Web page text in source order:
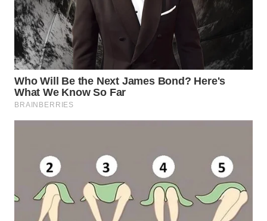
WN
PURWAKARTA
WN
PRIANGAN
TIMUR
WN
WN